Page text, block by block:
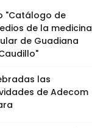
"Catálogo de
de la medicina
de Guadiana
las
de Adecom